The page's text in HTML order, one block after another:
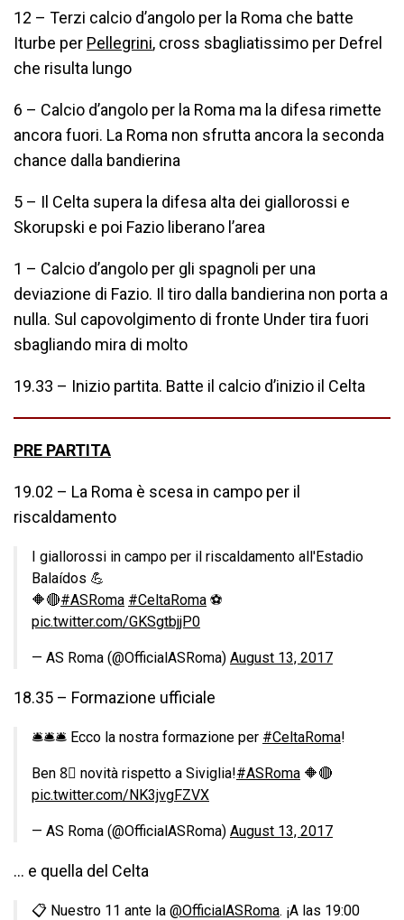
12 – Terzi calcio d’angolo per la Roma che batte
Iturbe per Pellegrini, cross sbagliatissimo per Defrel
che risulta lungo
6 – Calcio d’angolo per la Roma ma la difesa rimette
ancora fuori. La Roma non sfrutta ancora la seconda
chance dalla bandierina
5 – Il Celta supera la difesa alta dei giallorossi e
Skorupski e poi Fazio liberano l’area
1 – Calcio d’angolo per gli spagnoli per una
deviazione di Fazio. Il tiro dalla bandierina non porta a
nulla. Sul capovolgimento di fronte Under tira fuori
sbagliando mira di molto
19.33 – Inizio partita. Batte il calcio d’inizio il Celta
PRE PARTITA
19.02 – La Roma è scesa in campo per il
riscaldamento
I giallorossi in campo per il riscaldamento all'Estadio
Balaídos 💪
🔶🔴#ASRoma #CeltaRoma ⚽️
pic.twitter.com/GKSgtbjjP0
— AS Roma (@OfficialASRoma) August 13, 2017
18.35 – Formazione ufficiale
🛎️🛎️🛎️ Ecco la nostra formazione per #CeltaRoma!
Ben 8⃣ novità rispetto a Siviglia!#ASRoma 🔶🔴
pic.twitter.com/NK3jvgFZVX
— AS Roma (@OfficialASRoma) August 13, 2017
… e quella del Celta
📋 Nuestro 11 ante la @OfficialASRoma. ¡A las 19:00